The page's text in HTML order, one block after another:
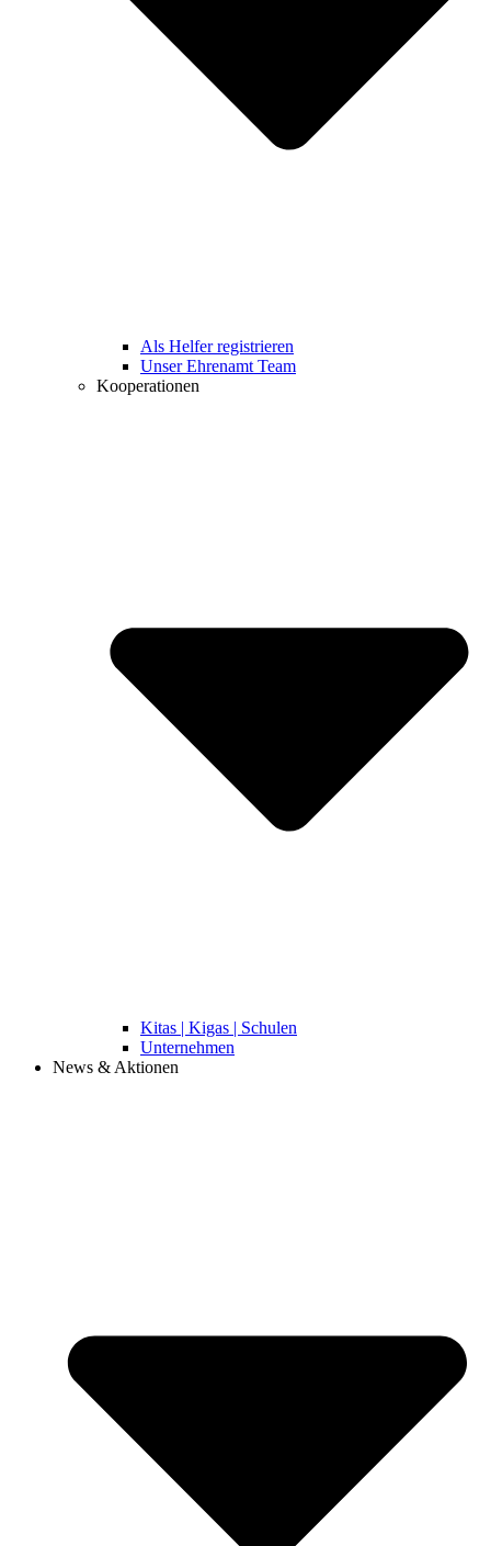
Als Helfer registrieren
Unser Ehrenamt Team
Kooperationen
Kitas | Kigas | Schulen
Unternehmen
News & Aktionen